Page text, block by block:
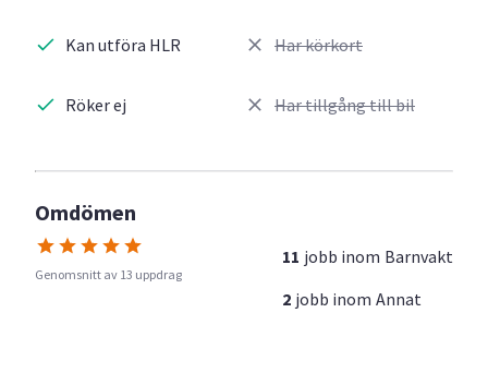
Kan utföra HLR
Röker ej
Har körkort
Har tillgång till bil
Omdömen
Genomsnitt av 13 uppdrag
11 jobb inom Barnvakt
2 jobb inom Annat